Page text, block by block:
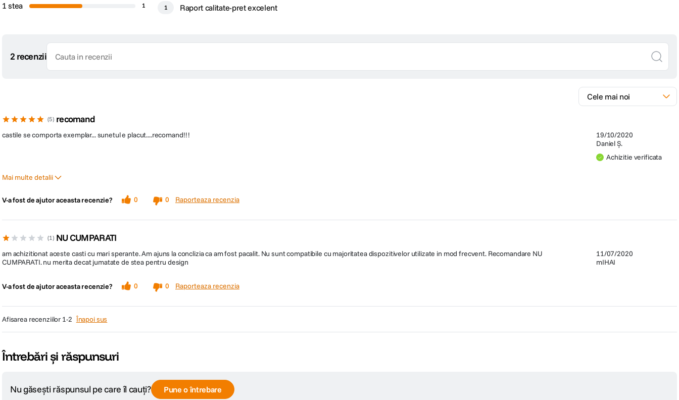
1 stea 1 1 Raport calitate-pret excelent
2 recenzii
5 recomand
19/10/2020
Daniel Ș.
Achizitie verificata
castile se comporta exemplar... sunetul e placut....recomand!!!
Mai multe detalii
design placut
raport calitate-pret excelent
V-a fost de ajutor aceasta recenzie? 0 0 Raporteaza recenzia
1 NU CUMPARATI
11/07/2020
mIHAI
am achizitionat aceste casti cu mari sperante. Am ajuns la conclizia ca am fost pacalit. Nu sunt compatibile cu majoritatea dispozitivelor utilizate in mod frecvent. Recomandare NU
CUMPARATI. nu merita decat jumatate de stea pentru design
V-a fost de ajutor aceasta recenzie? 0 0 Raporteaza recenzia
afisarea recenziilor 1-2 Înapoi sus
Întrebări și răspunsuri
Nu găsești răspunsul pe care îl cauți? Pune o întrebare